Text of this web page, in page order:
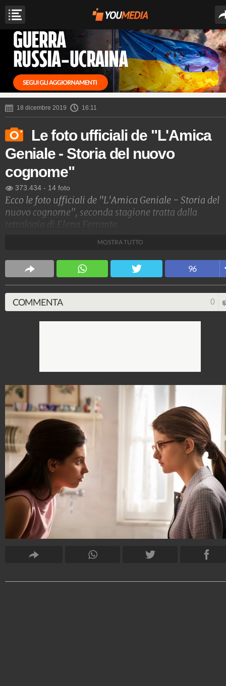
18 dicembre 2019 16:11
Le foto ufficiali de "L'Amica
Geniale - Storia del nuovo
cognome"
373.434 - 14 foto
Ecco le foto ufficiali de "L'Amica Geniale - Storia del
nuovo cognome", seconda stagione tratta dalla
tetralogia di Elena Ferrante.
Gennaro M. DuelloMOSTRA TUTTO
96
COMMENTA 0